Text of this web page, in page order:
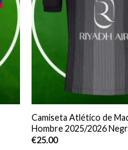
Camiseta Atlético de
Hombre 2025/2026
€25.00